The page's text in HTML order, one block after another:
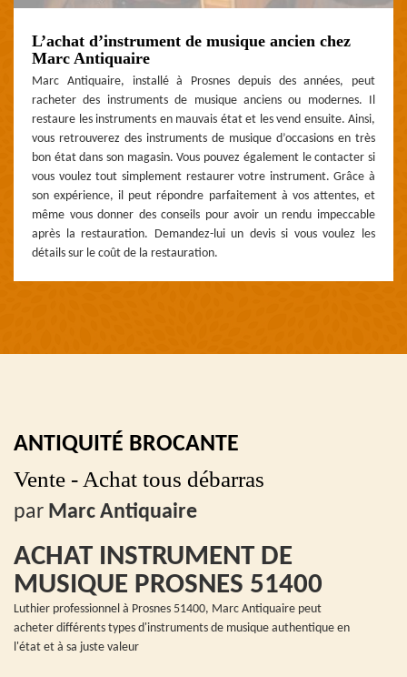
L’achat d’instrument de musique ancien chez
Marc Antiquaire
Marc Antiquaire, installé à Prosnes depuis des années, peut
racheter des instruments de musique anciens ou modernes. Il
restaure les instruments en mauvais état et les vend ensuite. Ainsi,
vous retrouverez des instruments de musique d’occasions en très
bon état dans son magasin. Vous pouvez également le contacter si
vous voulez tout simplement restaurer votre instrument. Grâce à
son expérience, il peut répondre parfaitement à vos attentes, et
même vous donner des conseils pour avoir un rendu impeccable
après la restauration. Demandez-lui un devis si vous voulez les
détails sur le coût de la restauration.
ANTIQUITÉ BROCANTE
Vente - Achat tous débarras
par Marc Antiquaire
ACHAT INSTRUMENT DE
MUSIQUE PROSNES 51400
Luthier professionnel à Prosnes 51400, Marc Antiquaire peut
acheter différents types d'instruments de musique authentique en
l'état et à sa juste valeur